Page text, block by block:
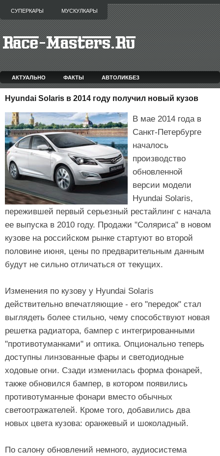
СУПЕРКАРЫ МУСКУЛКАРЫ
АКТУАЛЬНО ФАКТЫ АВТОЛИКБЕЗ
Hyundai Solaris в 2014 году получил новый кузов
В мае 2014 года в
Санкт-Петербурге
началось
производство
обновленной
версии модели
Hyundai Solaris,
пережившей первый серьезный рестайлинг с начала
ее выпуска в 2010 году. Продажи "Соляриса" в новом
кузове на российском рынке стартуют во второй
половине июня, цены по предварительным данным
будут не сильно отличаться от текущих.
Изменения по кузову у Hyundai Solaris
действительно впечатляющие - его "передок" стал
выглядеть более стильно, чему способствуют новая
решетка радиатора, бампер с интегрированными
"противотуманками" и оптика. Опционально теперь
доступны линзованные фары и светодиодные
ходовые огни. Сзади изменилась форма фонарей,
также обновился бампер, в котором появились
противотуманные фонари вместо обычных
светоотражателей. Кроме того, добавились два
новых цвета кузова: оранжевый и шоколадный.
По салону обновлений немного, аудиосистема